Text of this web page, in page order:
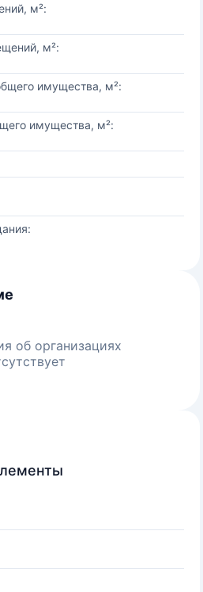
м²:
м²:
имущества, м²:
имущества, м²:
об организациях